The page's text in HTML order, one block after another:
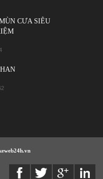
CƯA SIÊU